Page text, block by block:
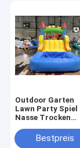
Outdoor Garten
Lawn Party Spiel
Nasse Trocken
Sprunghaus
Hindernisplatz
Bestpreis